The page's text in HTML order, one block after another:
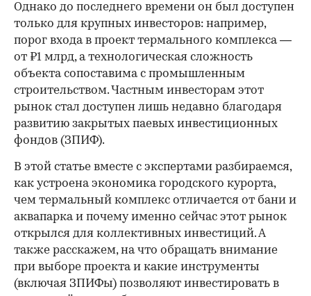
Однако до последнего времени он был доступен
только для крупных инвесторов: например,
порог входа в проект термального комплекса —
от ₽1 млрд, а технологическая сложность
объекта сопоставима с промышленным
строительством. Частным инвесторам этот
рынок стал доступен лишь недавно благодаря
развитию закрытых паевых инвестиционных
фондов (ЗПИФ).
В этой статье вместе с экспертами разбираемся,
как устроена экономика городского курорта,
чем термальный комплекс отличается от бани и
аквапарка и почему именно сейчас этот рынок
открылся для коллективных инвестиций. А
также расскажем, на что обращать внимание
при выборе проекта и какие инструменты
(включая ЗПИФы) позволяют инвестировать в